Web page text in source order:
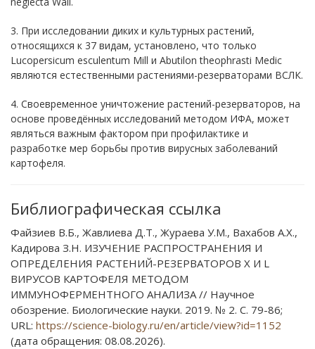
3. При исследовании диких и культурных растений,
относящихся к 37 видам, установлено, что только
Lucopersicum esculentum Mill и Abutilon theophrasti Medic
являются естественными растениями-резерваторами ВСЛК.
4. Своевременное уничтожение растений-резерваторов, на
основе проведённых исследований методом ИФА, может
являться важным фактором при профилактике и
разработке мер борьбы против вирусных заболеваний
картофеля.
Библиографическая ссылка
Файзиев В.Б., Жавлиева Д.Т., Жураева У.М., Вахабов А.Х.,
Кадирова З.Н. ИЗУЧЕНИЕ РАСПРОСТРАНЕНИЯ И
ОПРЕДЕЛЕНИЯ РАСТЕНИЙ-РЕЗЕРВАТОРОВ Х И L
ВИРУСОВ КАРТОФЕЛЯ МЕТОДОМ
ИММУНОФЕРМЕНТНОГО АНАЛИЗА // Научное
обозрение. Биологические науки. 2019. № 2. С. 79-86;
URL: https://science-biology.ru/en/article/view?id=1152
(дата обращения: 08.08.2026).